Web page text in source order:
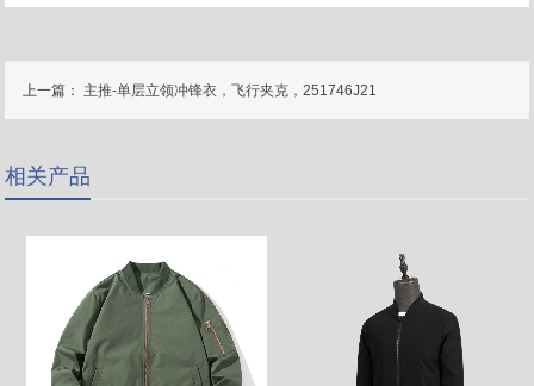
上一篇： 主推-单层立领冲锋衣，飞行夹克，251746J21
相关产品